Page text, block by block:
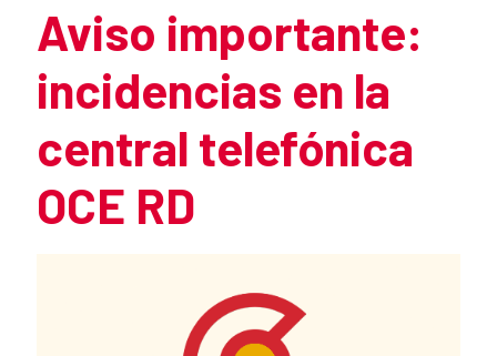
Aviso importante:
incidencias en la
central telefónica
OCE RD